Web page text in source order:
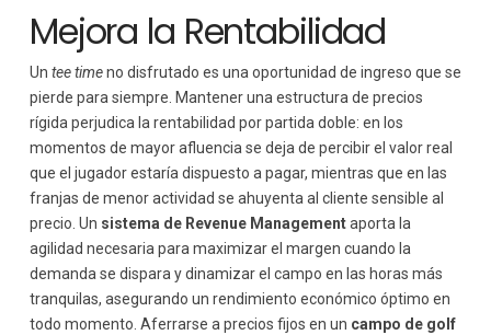
Mejora la Rentabilidad
Un tee timeno disfrutado es una oportunidad de ingreso que se
pierde para siempre. Mantener una estructura de precios
rígida perjudica la rentabilidad por partida doble: en los
momentos de mayor afluencia se deja de percibir el valor real
que el jugador estaría dispuesto a pagar, mientras que en las
franjas de menor actividad se ahuyenta al cliente sensible al
precio. Un sistema de Revenue Managementaporta la
agilidad necesaria para maximizar el margen cuando la
demanda se dispara y dinamizar el campo en las horas más
tranquilas, asegurando un rendimiento económico óptimo en
todo momento. Aferrarse a precios fijos en un campo de golf